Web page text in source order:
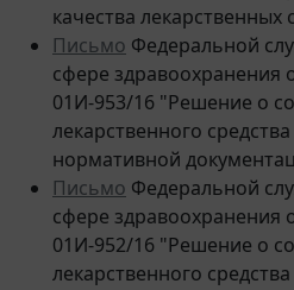
ПисьмоФедеральной
сфере здравоохранения
01И-953/16 "Решение о
лекарственного
нормативной
ПисьмоФедеральной
сфере здравоохранения
01И-952/16 "Решение о
лекарственного
нормативной